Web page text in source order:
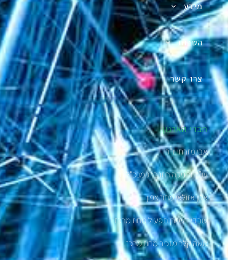
מידע
הטבות
צרו קשר
חברי הארגון
אבי מזרחי יו"ר
עו”ד ורוניקה רוזנברג מנכ"לית
אלון אזולאי מחוז צפון
עובדיה עמרן תפעול מחוז מרכז
משה קלר מזכיר מחוז מרכז